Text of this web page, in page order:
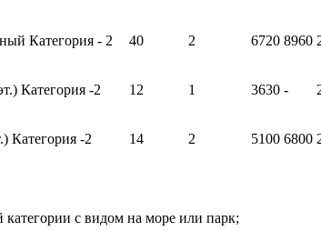
Категория - 2 40 2 6720 8960
Категория -2 12 1 3630 -
-2 14 2 5100 6800
с видом на море или парк;